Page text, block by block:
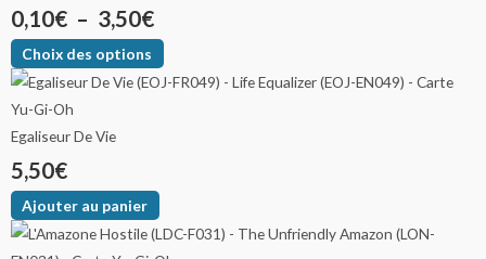
0,10€ – 3,50€
Choix des options
Egaliseur De Vie
5,50€
Ajouter au panier